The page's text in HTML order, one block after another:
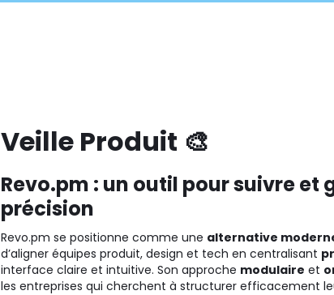
Veille Produit 🎨
Revo.pm : un outil pour suivre
précision
Revo.pm se positionne comme une alternative
d’aligner équipes produit, design et tech en centralisant
interface claire et intuitive. Son approche modulaire et
les entreprises qui cherchent à structurer efficacement